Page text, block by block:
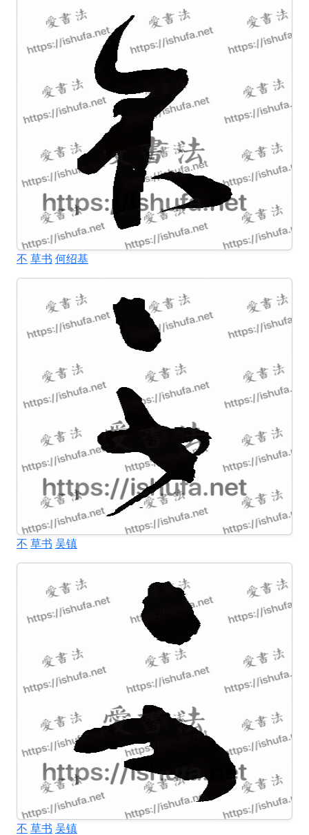
不 草书 何绍基
不 草书 吴镇
不 草书 吴镇